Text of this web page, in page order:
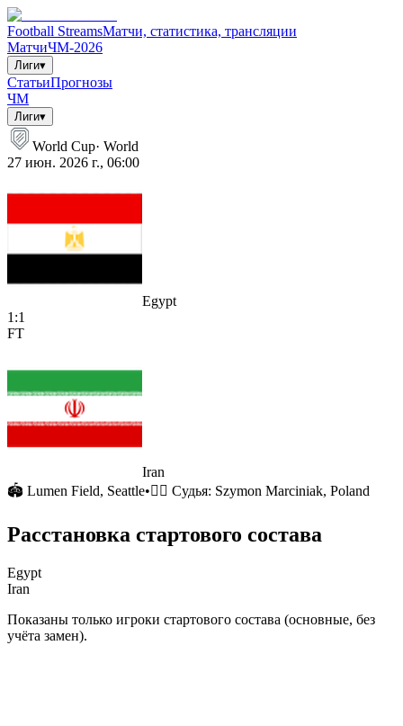
Football StreamsМатчи, статистика, трансляции
МатчиЧМ-2026
Лиги▾
СтатьиПрогнозы
ЧМ
Лиги▾
World Cup· World
27 июн. 2026 г., 06:00
Egypt
1 :1
FT
Iran
🏟 Lumen Field, Seattle•🧑‍⚖️ Судья: Szymon Marciniak, Poland
Расстановка стартового состава
Egypt
Iran
Показаны только игроки стартового состава (основные, без
учёта замен).